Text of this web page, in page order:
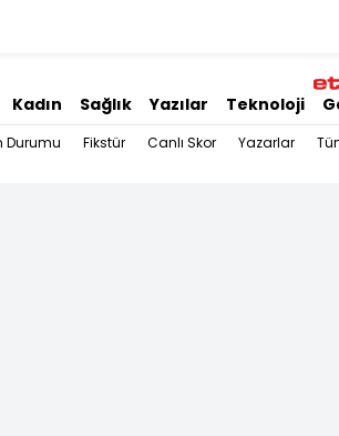
Kadın Sağlık Yazılar Teknoloji
Durumu Fikstür Canlı Skor Yazarlar